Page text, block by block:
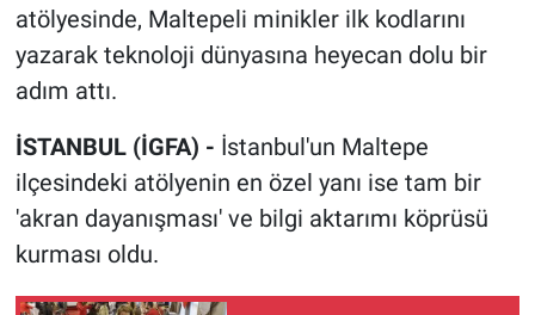
atölyesinde, Maltepeli minikler ilk kodlarını
yazarak teknoloji dünyasına heyecan dolu bir
adım attı.
İSTANBUL (İGFA) - İstanbul'un Maltepe
ilçesindeki atölyenin en özel yanı ise tam bir
'akran dayanışması' ve bilgi aktarımı köprüsü
kurması oldu.